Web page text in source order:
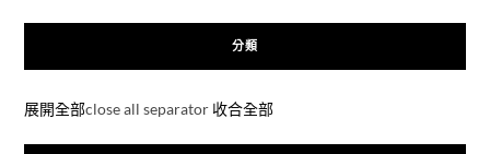
分類
展開全部close all separator 收合全部